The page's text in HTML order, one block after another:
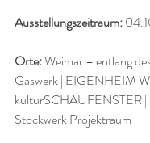
Ausstellungszeitraum:
Orte: Weimar – entlang
Gaswerk | EIGENHEIM
kulturSCHAUFENSTER |
Stockwerk Projektraum